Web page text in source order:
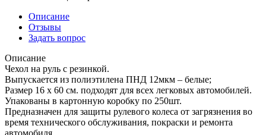
Описание
Отзывы
Задать вопрос
Описание
Чехол на руль с резинкой.
Выпускается из полиэтилена ПНД 12мкм – белые;
Размер 16 х 60 см. подходят для всех легковых автомобилей.
Упакованы в картонную коробку по 250шт.
Предназначен для защиты рулевого колеса от загрязнения во
время технического обслуживания, покраски и ремонта
автомобиля.